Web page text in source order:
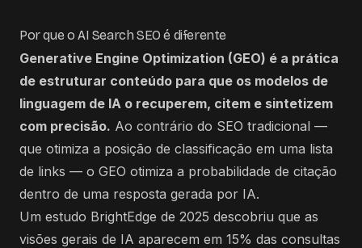
Por que o AI Search SEO é diferente
Generative Engine Optimization (GEO) é a prática
de estruturar conteúdo para que os modelos de
linguagem de IA o recuperem, citem e sintetizem
com precisão. Ao contrário do SEO tradicional —
que otimiza a posição de classificação em uma lista
de links — o GEO otimiza a probabilidade de citação
dentro de uma resposta gerada por IA.
Um estudo BrightEdge de 2025 descobriu que as
visões gerais de IA aparecem em 15% das consultas